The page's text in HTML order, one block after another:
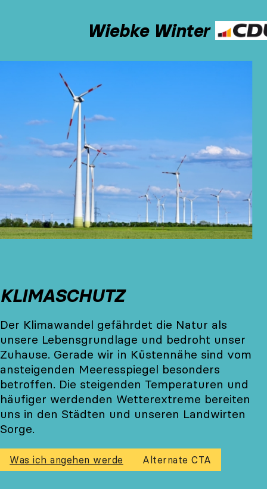
Wiebke Winter
KLIMASCHUTZ
Der Klimawandel gefährdet die Natur als
unsere Lebensgrundlage und bedroht unser
Zuhause. Gerade wir in Küstennähe sind vom
ansteigenden Meeresspiegel besonders
betroffen. Die steigenden Temperaturen und
häufiger werdenden Wetterextreme bereiten
uns in den Städten und unseren Landwirten
Sorge.
Was ich angehen werde Alternate CTA